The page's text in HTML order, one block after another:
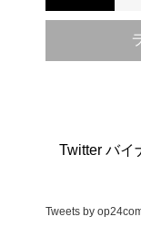
Twitter バイ
Tweets by